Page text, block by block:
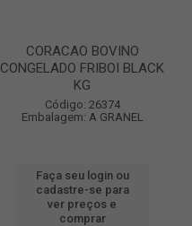
CORACAO BOVINO
CONGELADO FRIBOI BLACK
KG
Código: 26374
Embalagem: A GRANEL
Faça seu login ou
cadastre-se para
ver preços e
comprar